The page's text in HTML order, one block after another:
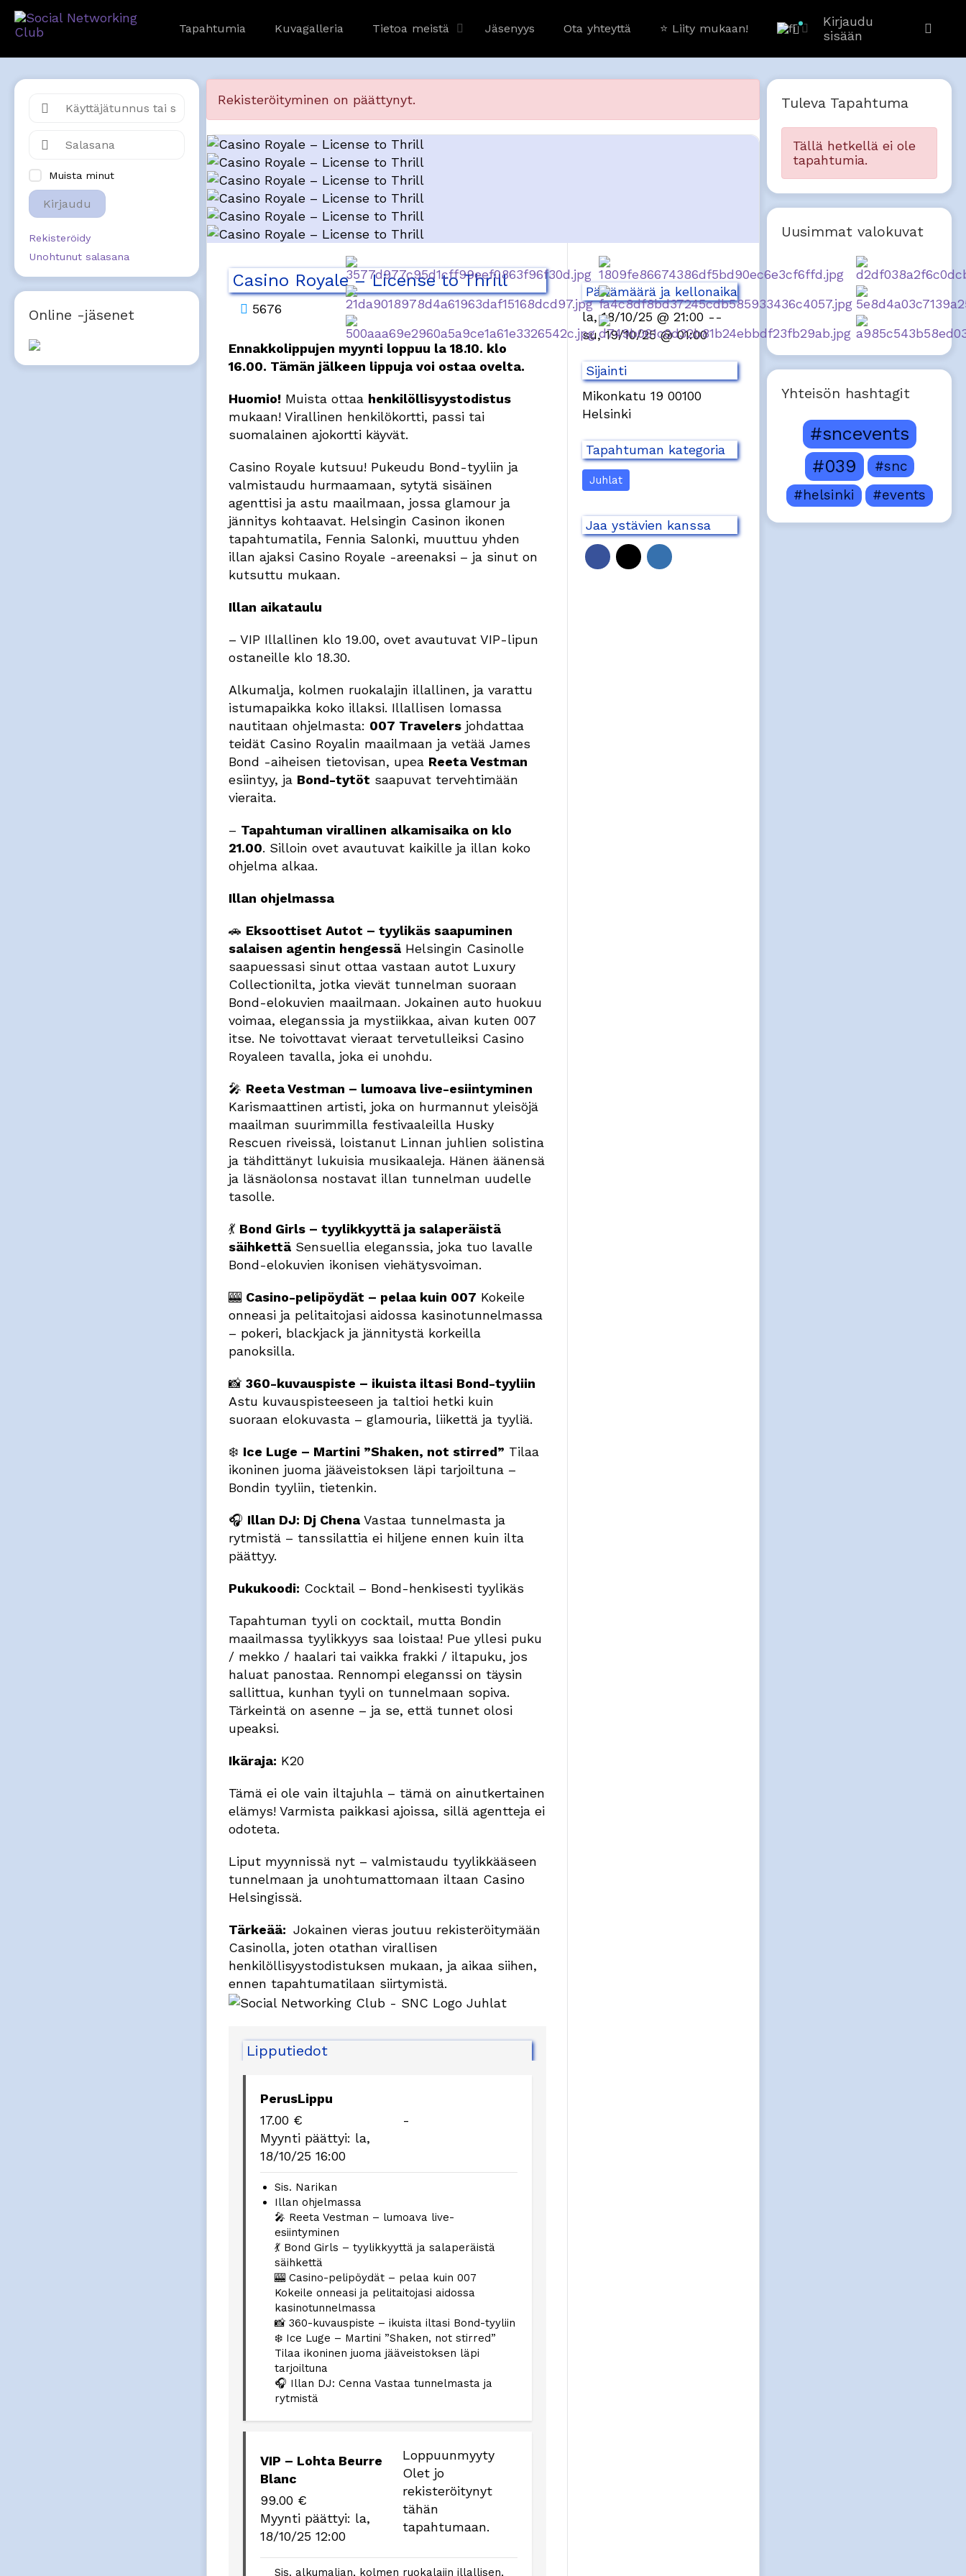
Tapahtumia Kuvagalleria Tietoa meistä Jäsenyys Ota yhteyttä ⭐️ Liity mukaan!
Kirjaudu
sisään
Muista minut
Kirjaudu
Rekisteröidy
Unohtunut salasana
Online -jäsenet
Tuleva Tapahtuma
Tällä hetkellä ei ole
tapahtumia.
Uusimmat valokuvat
Yhteisön hashtagit
#sncevents
#039
#snc
#helsinki
#events
Rekisteröityminen on päättynyt.
Casino Royale – License to Thrill
5676
Ennakkolippujen myynti loppuu la 18.10. klo
16.00. Tämän jälkeen lippuja voi ostaa ovelta.
Huomio! Muista ottaa henkilöllisyystodistus
mukaan! Virallinen henkilökortti, passi tai
suomalainen ajokortti käyvät.
Casino Royale kutsuu! Pukeudu Bond-tyyliin ja
valmistaudu hurmaamaan, sytytä sisäinen
agenttisi ja astu maailmaan, jossa glamour ja
jännitys kohtaavat. Helsingin Casinon ikonen
tapahtumatila, Fennia Salonki, muuttuu yhden
illan ajaksi Casino Royale -areenaksi – ja sinut on
kutsuttu mukaan.
Illan aikataulu
– VIP Illallinen klo 19.00, ovet avautuvat VIP-lipun
ostaneille klo 18.30.
Alkumalja, kolmen ruokalajin illallinen, ja varattu
istumapaikka koko illaksi. Illallisen lomassa
nautitaan ohjelmasta: 007 Travelersjohdattaa
teidät Casino Royalin maailmaan ja vetää James
Bond -aiheisen tietovisan, upea Reeta Vestman
esiintyy, ja Bond-tytöt saapuvat tervehtimään
vieraita.
– Tapahtuman virallinen alkamisaika on klo
21.00. Silloin ovet avautuvat kaikille ja illan koko
ohjelma alkaa.
Illan ohjelmassa
🚗 Eksoottiset Autot – tyylikäs saapuminen
salaisen agentin hengessäHelsingin Casinolle
saapuessasi sinut ottaa vastaan autot Luxury
Collectionilta, jotka vievät tunnelman suoraan
Bond-elokuvien maailmaan. Jokainen auto huokuu
voimaa, eleganssia ja mystiikkaa, aivan kuten 007
itse. Ne toivottavat vieraat tervetulleiksi Casino
Royaleen tavalla, joka ei unohdu.
🎤 Reeta Vestman – lumoava live-esiintyminen
Karismaattinen artisti, joka on hurmannut yleisöjä
maailman suurimmilla festivaaleilla Husky
Rescuen riveissä, loistanut Linnan juhlien solistina
ja tähdittänyt lukuisia musikaaleja. Hänen äänensä
ja läsnäolonsa nostavat illan tunnelman uudelle
tasolle.
💃 Bond Girls – tyylikkyyttä ja salaperäistä
säihkettäSensuellia eleganssia, joka tuo lavalle
Bond-elokuvien ikonisen viehätysvoiman.
🎰 Casino-pelipöydät – pelaa kuin 007 Kokeile
onneasi ja pelitaitojasi aidossa kasinotunnelmassa
– pokeri, blackjack ja jännitystä korkeilla
panoksilla.
📸 360-kuvauspiste – ikuista iltasi Bond-tyyliin
Astu kuvauspisteeseen ja taltioi hetki kuin
suoraan elokuvasta – glamouria, liikettä ja tyyliä.
❄️ Ice Luge – Martini ”Shaken, not stirred” Tilaa
ikoninen juoma jääveistoksen läpi tarjoiltuna –
Bondin tyyliin, tietenkin.
🎧 Illan DJ: Dj ChenaVastaa tunnelmasta ja
rytmistä – tanssilattia ei hiljene ennen kuin ilta
päättyy.
Pukukoodi: Cocktail – Bond-henkisesti tyylikäs
Tapahtuman tyyli on cocktail, mutta Bondin
maailmassa tyylikkyys saa loistaa! Pue yllesi puku
/ mekko / haalari tai vaikka frakki / iltapuku, jos
haluat panostaa. Rennompi eleganssi on täysin
sallittua, kunhan tyyli on tunnelmaan sopiva.
Tärkeintä on asenne – ja se, että tunnet olosi
upeaksi.
Ikäraja: K20
Tämä ei ole vain iltajuhla – tämä on ainutkertainen
elämys! Varmista paikkasi ajoissa, sillä agentteja ei
odoteta.
Liput myynnissä nyt – valmistaudu tyylikkääseen
tunnelmaan ja unohtumattomaan iltaan Casino
Helsingissä.
Tärkeää: Jokainen vieras joutuu rekisteröitymään
Casinolla, joten otathan virallisen
henkilöllisyystodistuksen mukaan, ja aikaa siihen,
ennen tapahtumatilaan siirtymistä.
Lipputiedot
PerusLippu
17.00 €
Myynti päättyi: la,
18/10/25 16:00
-
Sis. Narikan
Illan ohjelmassa
🎤 Reeta Vestman – lumoava live-
esiintyminen
💃 Bond Girls – tyylikkyyttä ja salaperäistä
säihkettä
🎰 Casino-pelipöydät – pelaa kuin 007
Kokeile onneasi ja pelitaitojasi aidossa
kasinotunnelmassa
📸 360-kuvauspiste – ikuista iltasi Bond-tyyliin
❄️ Ice Luge – Martini ”Shaken, not stirred”
Tilaa ikoninen juoma jääveistoksen läpi
tarjoiltuna
🎧 Illan DJ: Cenna Vastaa tunnelmasta ja
rytmistä
VIP – Lohta Beurre
Blanc
99.00 €
Myynti päättyi: la,
18/10/25 12:00
Loppuunmyyty
Olet jo
rekisteröitynyt
tähän
tapahtumaan.
Sis. alkumaljan, kolmen ruokalajin illallisen,
Päivämäärä ja kellonaika
la, 18/10/25 @ 21:00 --
su, 19/10/25 @ 01:00
Sijainti
Mikonkatu 19 00100
Helsinki
Tapahtuman kategoria
Juhlat
Jaa ystävien kanssa